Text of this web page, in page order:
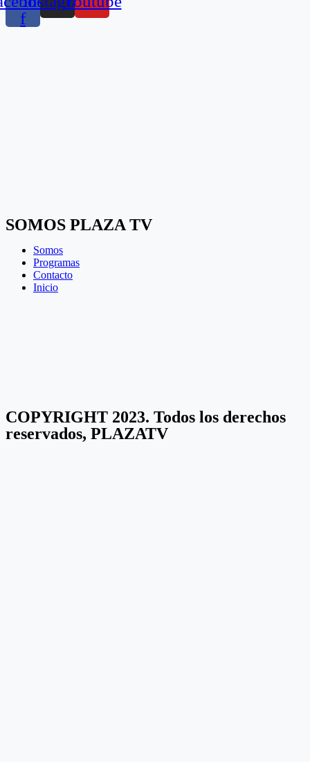
f
SOMOS PLAZA TV
Somos
Programas
Contacto
Inicio
COPYRIGHT 2023. Todos los derechos
reservados, PLAZATV